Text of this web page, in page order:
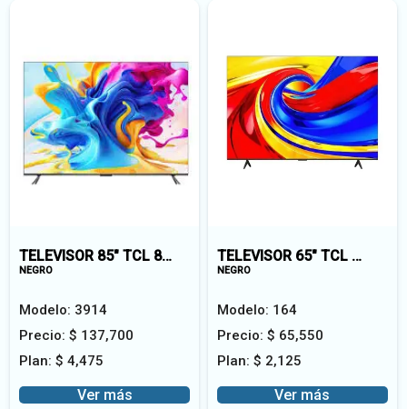
TELEVISOR 85" TCL 85P71-A
NEGRO
Modelo: 3914
Precio:$ 137,700
Plan:$ 4,475
Ver más
TELEVISOR 65" TCL QLED 65P7L
NEGRO
Modelo: 164
Precio: $ 65,550
Plan: $ 2,125
Ver más